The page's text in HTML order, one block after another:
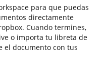
para que puedas
directamente
Cuando termines,
o importa tu libreta de
el documento con tus